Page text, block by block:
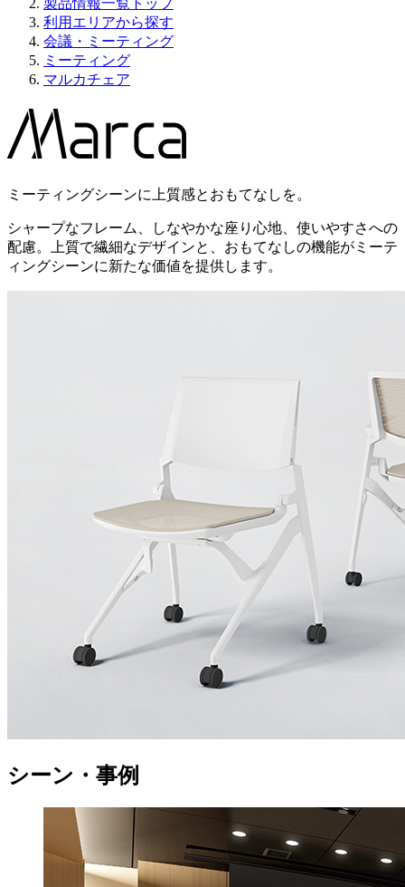
利用エリアから探す
会議・ミーティング
ミーティング
マルカチェア
ミーティングシーンに上質感とおもてなしを。
シャープなフレーム、しなやかな座り心地、使いやすさへの
配慮。上質で繊細なデザインと、おもてなしの機能がミーテ
ィングシーンに新たな価値を提供します。
シーン・事例